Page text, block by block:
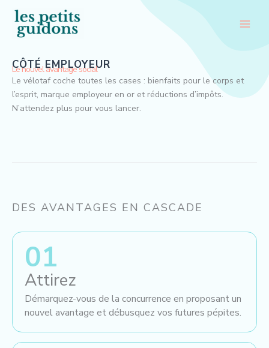
contenu
CÔTÉ EMPLOYEUR
Le nouvel avantage social
Le vélotaf coche toutes les cases : bienfaits pour le corps et
l’esprit, marque employeur en or et réductions d’impôts.
N’attendez plus pour vous lancer.
DES AVANTAGES EN CASCADE
01
Attirez
Démarquez-vous de la concurrence en proposant un
nouvel avantage et débusquez vos futures pépites.